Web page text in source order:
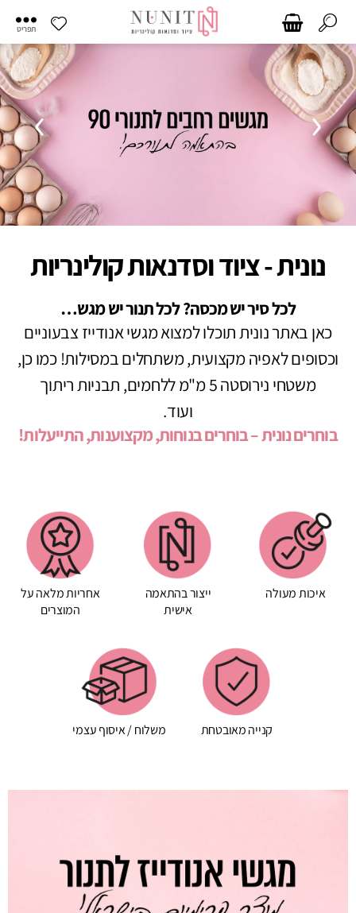
תפריט
‹
›
נונית - ציוד וסדנאות קולינריות
לכל סיר יש מכסה? לכל תנור יש מגש…
כאן באתר נונית תוכלו למצוא מגשי אנודייז צבעוניים
וכסופים לאפיה מקצועית, משתחלים במסילות! כמו כן,
משטחי נירוסטה 5 מ"מ ללחמים, תבניות ריתוך
ועוד.
בוחרים נונית – בוחרים בנוחות, מקצוענות, התייעלות!
איכות מעולה
ייצור בהתאמה
אישית
אחריות מלאה על
המוצרים
קנייה מאובטחת משלוח / איסוף עצמי